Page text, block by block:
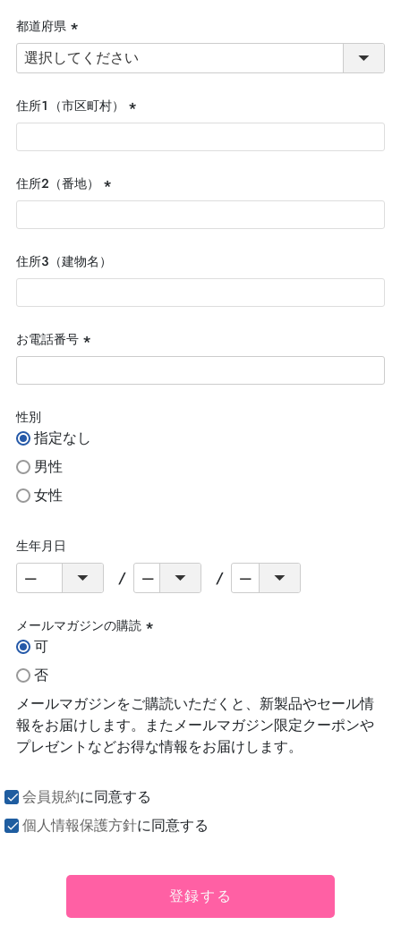
都道府県
(必
須)
住所１（市区町村）
(必
須)
住所２（番地）
(必
須)
住所３（建物名）
お電話番号
(必
須)
性別
指定なし
男性
女性
生年月日
メールマガジンの購読
可
否
メールマガジンをご購読いただくと、新製品やセール情
報をお届けします。またメールマガジン限定クーポンや
プレゼントなどお得な情報をお届けします。
会員規約に同意する
個人情報保護方針に同意する
登録する